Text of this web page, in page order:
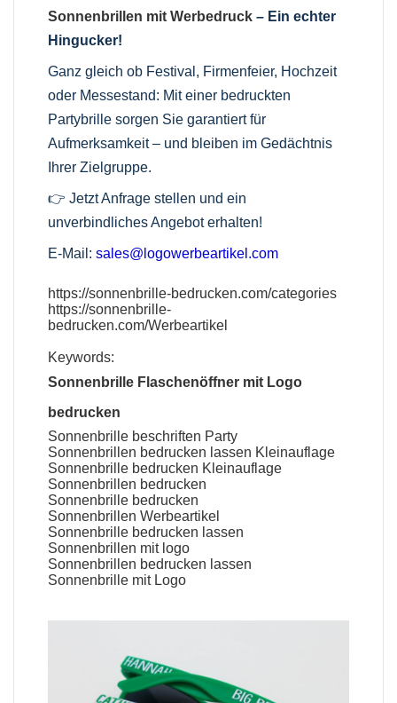
Sonnenbrillen mit Werbedruck – Ein echter
Hingucker!
Ganz gleich ob Festival, Firmenfeier, Hochzeit
oder Messestand: Mit einer bedruckten
Partybrille sorgen Sie garantiert für
Aufmerksamkeit – und bleiben im Gedächtnis
Ihrer Zielgruppe.
👉 Jetzt Anfrage stellen und ein
unverbindliches Angebot erhalten!
E-Mail:sales@logowerbeartikel.com
https://sonnenbrille-bedrucken.com/categories
https://sonnenbrille-
bedrucken.com/Werbeartikel
Keywords:
Sonnenbrille Flaschenöffner mit Logo
bedrucken
Sonnenbrille beschriften Party
Sonnenbrillen bedrucken lassen Kleinauflage
Sonnenbrille bedrucken Kleinauflage
Sonnenbrillen bedrucken
Sonnenbrille bedrucken
Sonnenbrillen Werbeartikel
Sonnenbrille bedrucken lassen
Sonnenbrillen mit logo
Sonnenbrillen bedrucken lassen
Sonnenbrille mit Logo